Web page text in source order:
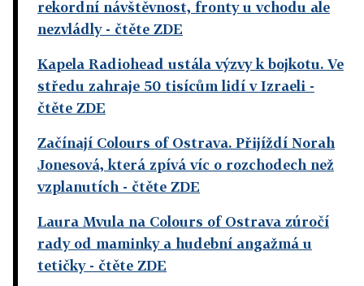
rekordní návštěvnost, fronty u vchodu ale
nezvládly- čtěte ZDE
Kapela Radiohead ustála výzvy k bojkotu. Ve
středu zahraje 50 tisícům lidí v Izraeli -
čtěte ZDE
Začínají Colours of Ostrava. Přijíždí Norah
Jonesová, která zpívá víc o rozchodech než
vzplanutích - čtěte ZDE
Laura Mvula na Colours of Ostrava zúročí
rady od maminky a hudební angažmá u
tetičky- čtěte ZDE